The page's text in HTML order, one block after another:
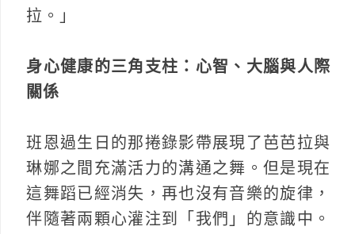
拉。」
身心健康的三角支柱：心智、大腦與人際
關係
班恩過生日的那捲錄影帶展現了芭芭拉與
琳娜之間充滿活力的溝通之舞。但是現在
這舞蹈已經消失，再也沒有音樂的旋律，
伴隨著兩顆心灌注到「我們」的意識中。